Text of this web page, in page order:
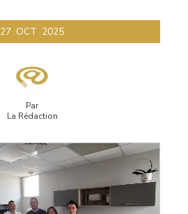
27 OCT 2025
Par
La Rédaction